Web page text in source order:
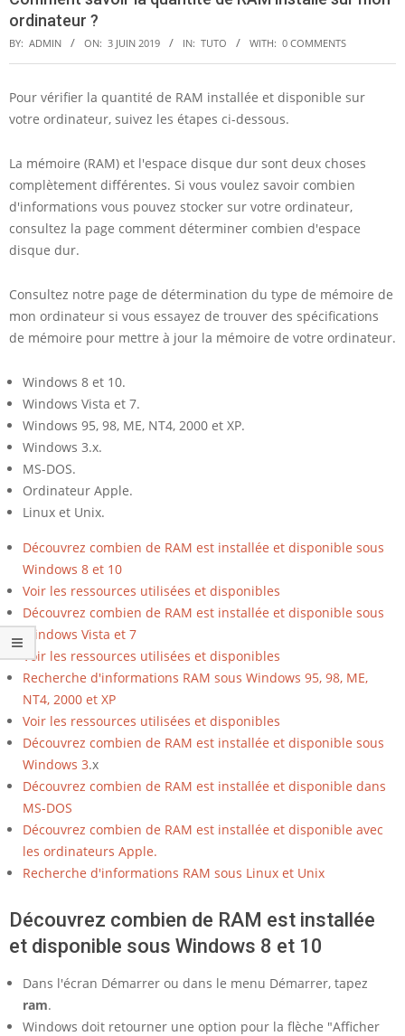
ordinateur ?
BY: ADMIN ON: 3 JUIN 2019 IN: TUTO WITH: 0 COMMENTS
C
m
m
e
t
s
v
o
i
r
l
q
u
a
n
t
t
d
A
i
n
s
t
Pour vérifier la quantité de RAM installée et disponible sur
votre ordinateur, suivez les étapes ci-dessous.
La mémoire (RAM) et l'espace disque dur sont deux choses
complètement différentes. Si vous voulez savoir combien
d'informations vous pouvez stocker sur votre ordinateur,
consultez la page comment déterminer combien d'espace
disque dur.
Consultez notre page de détermination du type de mémoire de
mon ordinateur si vous essayez de trouver des spécifications
de mémoire pour mettre à jour la mémoire de votre ordinateur.
Windows 8 et 10.
Windows Vista et 7.
Windows 95, 98, ME, NT4, 2000 et XP.
Windows 3.x.
MS-DOS.
Ordinateur Apple.
Linux et Unix.
Découvrez combien de RAM est installée et disponible sous
Windows 8 et 10
Voir les ressources utilisées et disponibles
Découvrez combien de RAM est installée et disponible sous
Windows Vista et 7
Voir les ressources utilisées et disponibles
Recherche d'informations RAM sous Windows 95, 98, ME,
NT4, 2000 et XP
Voir les ressources utilisées et disponibles
Découvrez combien de RAM est installée et disponible sous
Windows 3.x
Découvrez combien de RAM est installée et disponible dans
MS-DOS
Découvrez combien de RAM est installée et disponible avec
les ordinateurs Apple.
Recherche d'informations RAM sous Linux et Unix
Découvrez combien de RAM est installée
et disponible sous Windows 8 et 10
Dans l'écran Démarrer ou dans le menu Démarrer, tapez
ram.
Windows doit retourner une option pour la flèche "Afficher